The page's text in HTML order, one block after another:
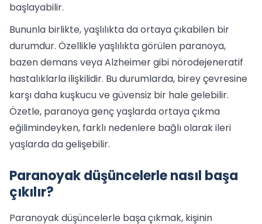
başlayabilir.
Bununla birlikte, yaşlılıkta da ortaya çıkabilen bir
durumdur. Özellikle yaşlılıkta görülen paranoya,
bazen demans veya Alzheimer gibi nörodejeneratif
hastalıklarla ilişkilidir. Bu durumlarda, birey çevresine
karşı daha kuşkucu ve güvensiz bir hale gelebilir.
Özetle, paranoya genç yaşlarda ortaya çıkma
eğilimindeyken, farklı nedenlere bağlı olarak ileri
yaşlarda da gelişebilir.
Paranoyak düşüncelerle nasıl başa
çıkılır?
Paranoyak düşüncelerle başa çıkmak, kişinin